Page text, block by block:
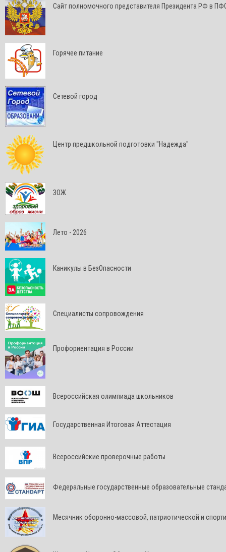
Cайт полномочного представителя Президента РФ в
Горячее питание
Сетевой город
Центр предшкольной подготовки "Надежда"
ЗОЖ
Лето - 2026
Каникулы в БезОпасности
Специалисты сопровождения
Профориентация в России
Всероссийская олимпиада школьников
Государственная Итоговая Аттестация
Всероссийские проверочные работы
Федеральные государственные образовательные
Месячник оборонно-массовой, патриотической и